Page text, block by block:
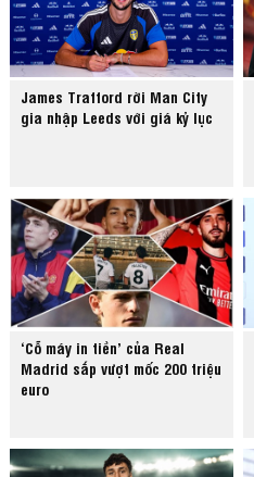
James Trafford rời Man City
gia nhập Leeds với giá kỷ lục
‘Cỗ máy in tiền’ của Real
Madrid sắp vượt mốc 200 triệu
euro